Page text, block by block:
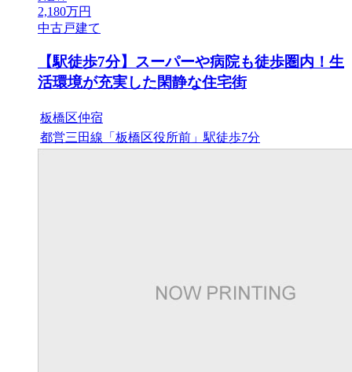
2,180万円
中古戸建て
【駅徒歩7分】スーパーや病院も徒歩圏内！生
活環境が充実した閑静な住宅街
板橋区仲宿
都営三田線「板橋区役所前」駅徒歩7分